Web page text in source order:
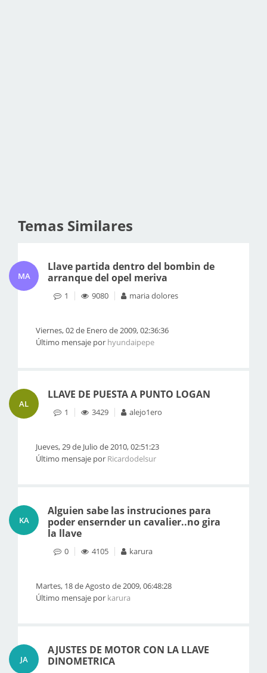
Temas Similares
MA
Llave partida dentro del bombin de
arranque del opel meriva
1 9080 maria dolores
Viernes, 02 de Enero de 2009, 02:36:36
Último mensaje por hyundaipepe
AL
LLAVE DE PUESTA A PUNTO LOGAN
1 3429 alejo1ero
Jueves, 29 de Julio de 2010, 02:51:23
Último mensaje por Ricardodelsur
KA
Alguien sabe las instruciones para
poder ensernder un cavalier..no gira
la llave
0 4105 karura
Martes, 18 de Agosto de 2009, 06:48:28
Último mensaje por karura
JA
AJUSTES DE MOTOR CON LA LLAVE
DINOMETRICA